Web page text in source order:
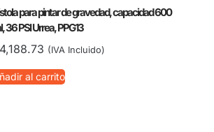
para pintar de gravedad, capacidad 600
36 PSI Urrea, PPG13
(IVA Incluido)
al carrito